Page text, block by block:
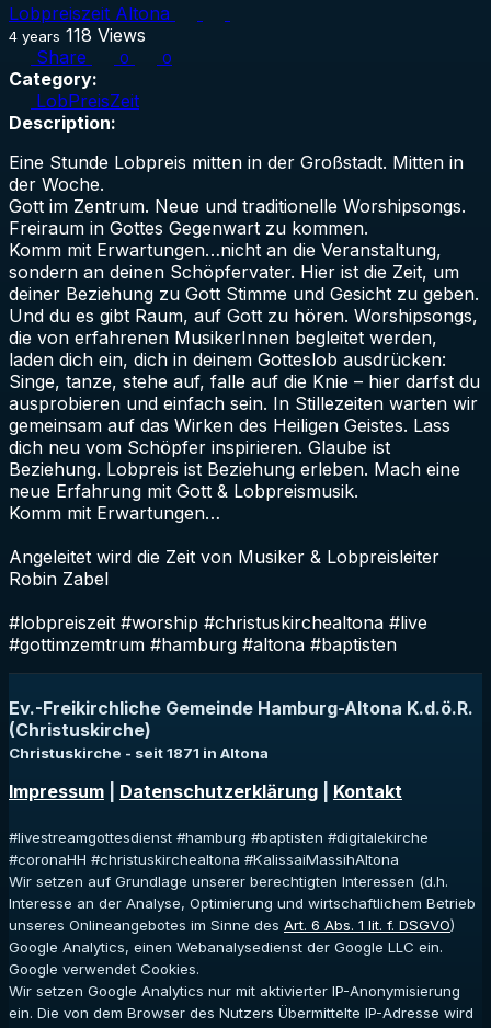
Lobpreiszeit Altona
4 years 118 Views
Share
0 0
Category:
LobPreisZeit
Description:
Eine Stunde Lobpreis mitten in der Großstadt. Mitten in
der Woche.
Gott im Zentrum. Neue und traditionelle Worshipsongs.
Freiraum in Gottes Gegenwart zu kommen.
Komm mit Erwartungen…nicht an die Veranstaltung,
sondern an deinen Schöpfervater. Hier ist die Zeit, um
deiner Beziehung zu Gott Stimme und Gesicht zu geben.
Und du es gibt Raum, auf Gott zu hören. Worshipsongs,
die von erfahrenen MusikerInnen begleitet werden,
laden dich ein, dich in deinem Gotteslob ausdrücken:
Singe, tanze, stehe auf, falle auf die Knie – hier darfst du
ausprobieren und einfach sein. In Stillezeiten warten wir
gemeinsam auf das Wirken des Heiligen Geistes. Lass
dich neu vom Schöpfer inspirieren. Glaube ist
Beziehung. Lobpreis ist Beziehung erleben. Mach eine
neue Erfahrung mit Gott & Lobpreismusik.
Komm mit Erwartungen…
Angeleitet wird die Zeit von Musiker & Lobpreisleiter
Robin Zabel
#lobpreiszeit #worship #christuskirchealtona #live
#gottimzemtrum #hamburg #altona #baptisten
Ev.-Freikirchliche Gemeinde Hamburg-Altona K.d.ö.R.
(Christuskirche)
Christuskirche - seit 1871 in Altona
Impressum Datenschutzerklärung Kontakt
#livestreamgottesdienst #hamburg #baptisten #digitalekirche
#coronaHH #christuskirchealtona #KalissaiMassihAltona
Wir setzen auf Grundlage unserer berechtigten Interessen (d.h.
Interesse an der Analyse, Optimierung und wirtschaftlichem Betrieb
unseres Onlineangebotes im Sinne des Art. 6 Abs. 1 lit. f. DSGVO)
Google Analytics, einen Webanalysedienst der Google LLC ein.
Google verwendet Cookies.
Wir setzen Google Analytics nur mit aktivierter IP-Anonymisierung
ein. Die von dem Browser des Nutzers Übermittelte IP-Adresse wird